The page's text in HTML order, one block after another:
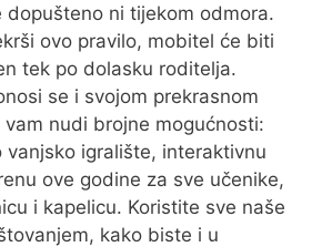
dopušteno ni tijekom odmora.
ovo pravilo, mobitel će biti
tek po dolasku roditelja.
se i svojom prekrasnom
nudi brojne mogućnosti:
vanjsko igralište, interaktivnu
ove godine za sve učenike,
i kapelicu. Koristite sve naše
kako biste i u